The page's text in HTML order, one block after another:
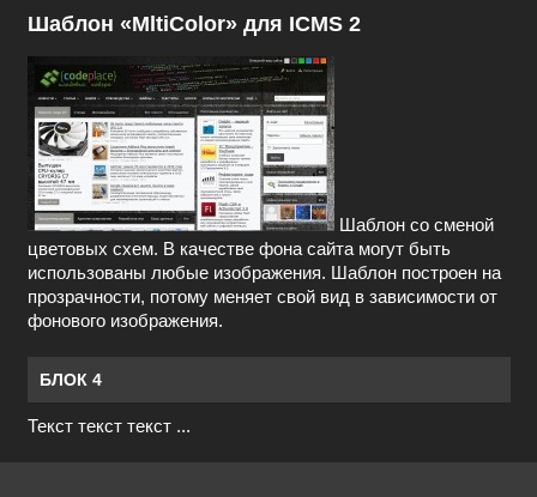
Шаблон «MltiColor» для ICMS 2
Шаблон со сменой
цветовых схем. В качестве фона сайта могут быть
использованы любые изображения. Шаблон построен на
прозрачности, потому меняет свой вид в зависимости от
фонового изображения.
БЛОК 4
Текст текст текст ...